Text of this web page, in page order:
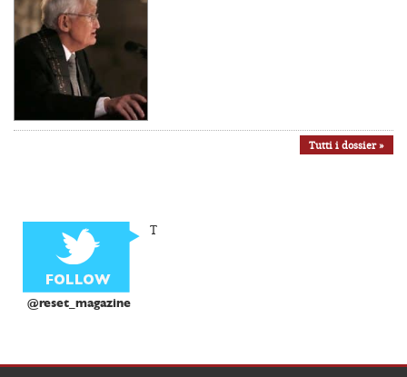
Tutti i dossier »
@reset_magazine
T